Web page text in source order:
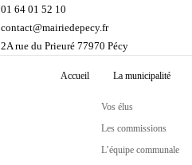
01 64 01 52 10
contact@mairiedepecy.fr
2A rue du Prieuré 77970 Pécy
Accueil La municipalité
Vos élus
Les commissions
L’équipe communale